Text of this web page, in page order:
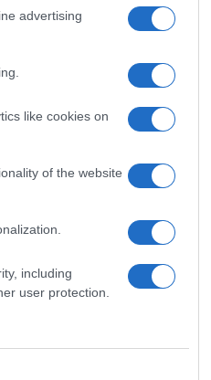
advertising
like cookies on
of the website
including
user protection.
dodajući pepeo
se sedmicu
plodove, jer
stabljika.
i
da nose
2
3
4